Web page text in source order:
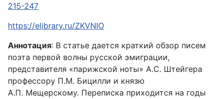
215-247
https://elibrary.ru/ZKVNIO
Аннотация: В статье дается краткий обзор писем
поэта первой волны русской эмиграции,
представителя «парижской ноты» А.С. Штейгера
профессору П.М. Бицилли и князю
А.П. Мещерскому. Переписка приходится на годы